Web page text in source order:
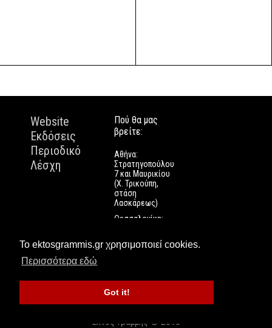
Το ektosgrammis.gr χρησιμοποιεί cookies.
Περισσότερα εδώ
Got it!
Website
Εκδόσεις
Περιοδικό
Λέσχη
Πού θα μας
βρείτε:
Αθήνα:
Στρατηγοπούλου
7 και Μαυρικίου
(Χ. Τρικούπη,
στάση
Λασκάρεως)
Θεσσαλονίκη:
Πάτρα: Τριών
Εκτός Γραμμής © 2016